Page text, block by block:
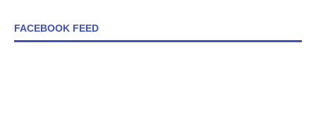
FACEBOOK FEED